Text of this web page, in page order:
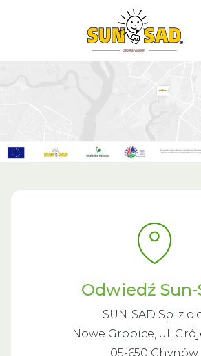
Odwiedź Sun-
SUN-SAD Sp. z
Nowe Grobice, ul.
05-650 Chynów